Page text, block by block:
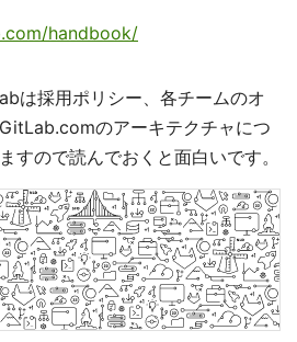
handbook/
は採用ポリシー、各チームのオ
のアーキテクチャにつ
すので読んでおくと面白いです。